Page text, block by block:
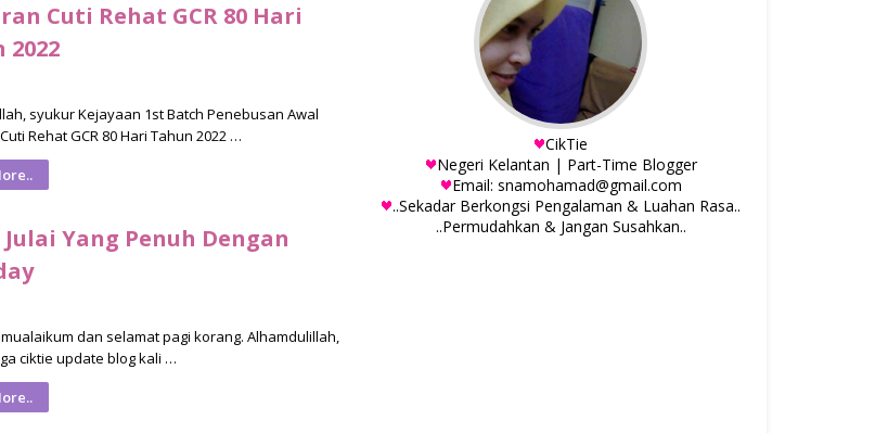
Cuti Rehat GCR 80 Hari
2022
syukur Kejayaan 1st Batch Penebusan Awal
Rehat GCR 80 Hari Tahun 2022 …
Yang Penuh Dengan
dan selamat pagi korang. Alhamdulillah,
ciktie update blog kali …
CikTie
Negeri Kelantan | Part-Time Blogger
Email: snamohamad@gmail.com
..Sekadar Berkongsi Pengalaman & Luahan Rasa..
..Permudahkan & Jangan Susahkan..